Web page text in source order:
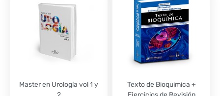
Master en Urología vol 1 y
Texto de Bioquimica +